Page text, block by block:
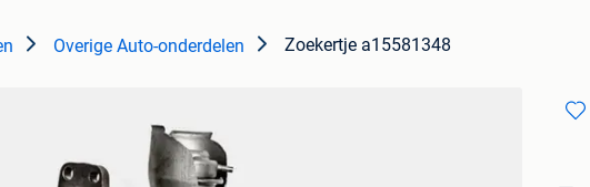
Overige Auto-onderdelen Zoekertje a15581348